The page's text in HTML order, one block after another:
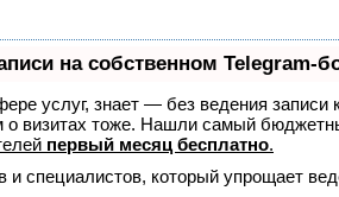
на собственном Telegram-
услуг, знает — без ведения
о визитах тоже. Нашли самый
первый месяц бесплатно.
и специалистов, который упрощает